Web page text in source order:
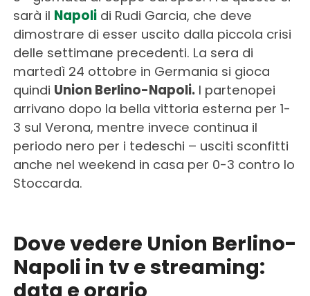
sarà il Napolidi Rudi Garcia, che deve
dimostrare di esser uscito dalla piccola crisi
delle settimane precedenti. La sera di
martedì 24 ottobre in Germania si gioca
quindi Union Berlino-Napoli. I partenopei
arrivano dopo la bella vittoria esterna per 1-
3 sul Verona, mentre invece continua il
periodo nero per i tedeschi – usciti sconfitti
anche nel weekend in casa per 0-3 contro lo
Stoccarda.
Dove vedere Union Berlino-
Napoli in tv e streaming:
data e orario